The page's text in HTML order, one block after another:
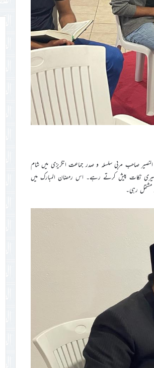
صاحب مربی سلسلہ و صدر جماعت انگریزی میں شام
نکات پیش کرتے رہے۔ اس رمضان المبارک میں